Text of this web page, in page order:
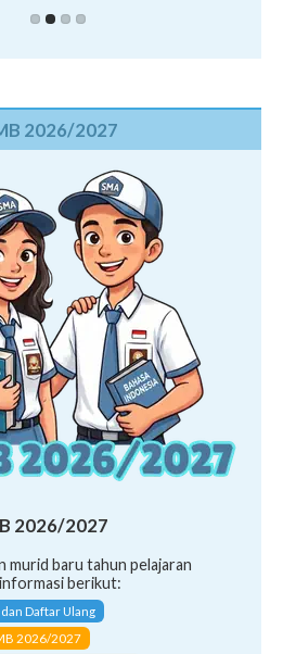
2026/2027
2026/2027
murid baru tahun pelajaran
berikut:
Daftar Ulang
2026/2027